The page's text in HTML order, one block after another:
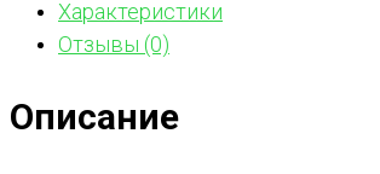
Характеристики
Отзывы (0)
Описание